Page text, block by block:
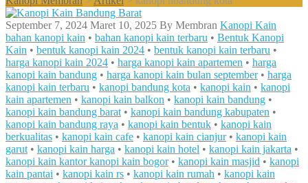
September 7, 2024 Maret 10, 2025 By Membran Kanopi Kain
bahan kanopi kain • bahan kanopi kain terbaru • Bentuk Kanopi
Kain • bentuk kanopi kain 2024 • bentuk kanopi kain terbaru •
harga kanopi kain 2024 • harga kanopi kain apartemen • harga
kanopi kain bandung • harga kanopi kain bulan september• harga
kanopi kain terbaru • kanopi bandung kota • kanopi kain • kanopi
kain apartemen • kanopi kain balkon • kanopi kain bandung •
kanopi kain bandung barat • kanopi kain bandung kabupaten •
kanopi kain bandung raya • kanopi kain bentuk • kanopi kain
berkualitas • kanopi kain cafe • kanopi kain cianjur• kanopi kain
garut • kanopi kain harga • kanopi kain hotel • kanopi kain jakarta •
kanopi kain kantor kanopi kain bogor• kanopi kain masjid • kanopi
kain pantai • kanopi kain rs • kanopi kain rumah • kanopi kain